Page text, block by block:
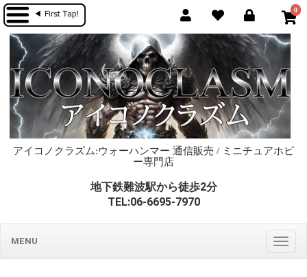
0
アイコノクラズム:ウォーハンマー 通信販売 / ミニチュアホビ
ー専門店
地下鉄難波駅から徒歩2分
TEL:06-6695-7970
MENU